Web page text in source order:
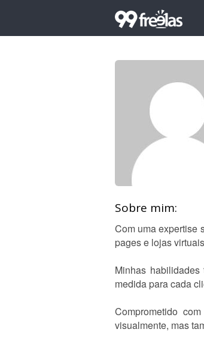
Sobre mim:
Com uma expertise
pages e lojas
Minhas
medida para cada
Comprometido
visualmente, mas